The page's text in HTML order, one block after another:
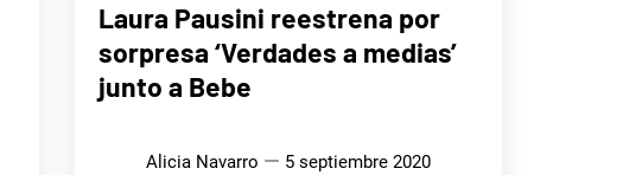
Laura Pausini reestrena por
sorpresa ‘Verdades a medias’
junto a Bebe
Alicia Navarro 5 septiembre 2020